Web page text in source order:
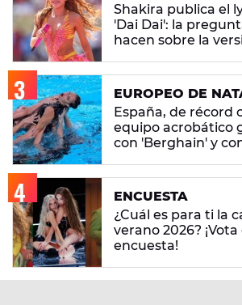
Shakira publica el
'Dai Dai': la
hacen sobre la
EUROPEO DE
España, de récord
equipo acrobático
con 'Berghain' y
ENCUESTA
¿Cuál es para ti la
verano 2026? ¡Vota
encuesta!